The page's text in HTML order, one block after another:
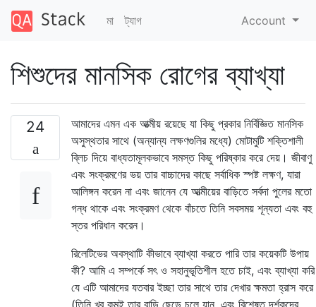
মা ট্যাগ Account
শিশুদের মানসিক রোগের ব্যাখ্যা
24
আমাদের এমন এক আত্মীয় রয়েছে যা কিছু প্রকার নির্বিজ্ঞিত মানসিক
অসুস্থতার সাথে (অন্যান্য লক্ষণগুলির মধ্যে) মোটামুটি শক্তিশালী
ব্লিচ দিয়ে বাধ্যতামূলকভাবে সমস্ত কিছু পরিষ্কার করে দেয়। জীবাণু
এবং সংক্রমণের ভয় তার বাচ্চাদের কাছে সর্বাধিক স্পষ্ট লক্ষণ, যারা
আলিঙ্গন করেন না এবং জানেন যে আত্মীয়ের বাড়িতে সর্বদা পুলের মতো
গন্ধ থাকে এবং সংক্রমণ থেকে বাঁচতে তিনি সবসময় শূন্যতা এবং বহু
স্তর পরিধান করেন।
রিলেটিভের অবস্থাটি কীভাবে ব্যাখ্যা করতে পারি তার কয়েকটি উপায়
কী? আমি এ সম্পর্কে সৎ ও সহানুভূতিশীল হতে চাই, এবং ব্যাখ্যা করি
যে এটি আমাদের যতবার ইচ্ছা তার সাথে তার দেখার ক্ষমতা হ্রাস করে
(তিনি খুব কমই তার বাড়ি ছেড়ে চলে যান, এবং বিশেষত দর্শকদের